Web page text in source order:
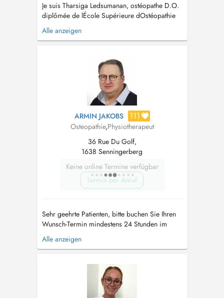
Je suis Tharsiga Ledsumanan, ostéopathe D.O.
diplômée de lÉcole Supérieure dOstéopathie
de Paris (formation en 6 ans). Passionnée par
laccompagnement global du patient, jexerce
global entre structure et f...
Alle anzeigen
ARMIN JAKOBS 111
Osteopathie,Physiotherapeut
36 Rue Du Golf,
1638 Senningerberg
Keine online Termine verfügbar
Termin per Anruf
Sehr geehrte Patienten, bitte buchen Sie Ihren
Wunsch-Termin mindestens 24 Stunden im
Voraus, da ansonsten Ihr Termin nicht garantiert
werden kann. Bitte parken Sie Ihr Fahrzeug nur
GERADE ein - und belegen Sie bitte nicht 2
Parkplaetze. Vielen D...
Alle anzeigen